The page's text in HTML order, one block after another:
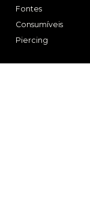
Fontes
Consumíveis
Piercing